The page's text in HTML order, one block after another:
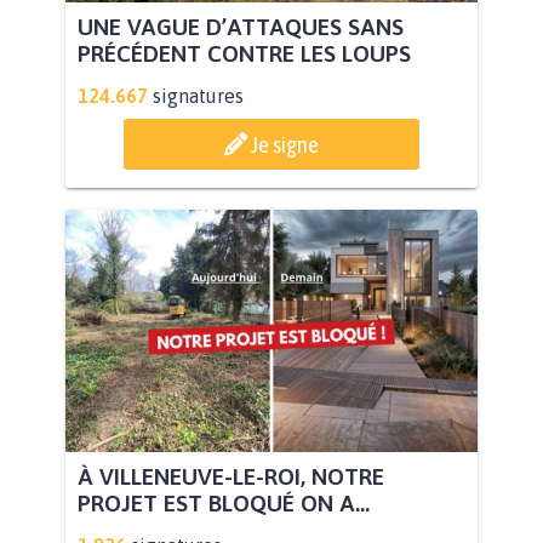
UNE VAGUE D’ATTAQUES SANS
PRÉCÉDENT CONTRE LES LOUPS
124.667 signatures
Je signe
À VILLENEUVE-LE-ROI, NOTRE
PROJET EST BLOQUÉ ON A...